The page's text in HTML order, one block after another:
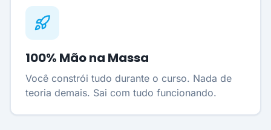
100% Mão na Massa
Você constrói tudo durante o curso. Nada de
teoria demais. Sai com tudo funcionando.